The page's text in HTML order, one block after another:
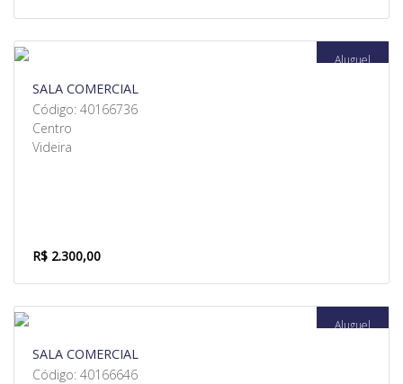
Aluguel
SALA COMERCIAL
Código: 40166736
Centro
Videira
R$ 2.300,00
Aluguel
SALA COMERCIAL
Código: 40166646